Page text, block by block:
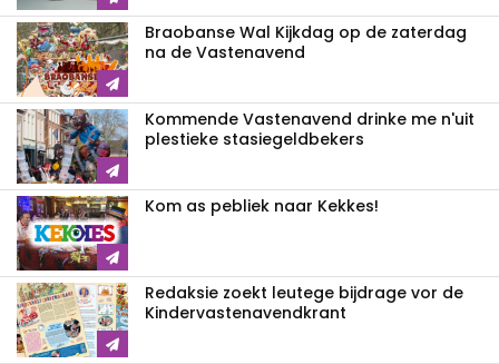
Braobanse Wal Kijkdag op de zaterdag
na de Vastenavend
Kommende Vastenavend drinke me n'uit
plestieke stasiegeldbekers
Kom as pebliek naar Kekkes!
Redaksie zoekt leutege bijdrage vor de
Kindervastenavendkrant